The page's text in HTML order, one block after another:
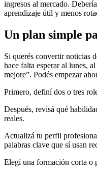
ingresos al mercado.
aprendizaje útil y menos
Un plan simple
Si querés convertir noticias
hace falta esperar al lunes,
mejore”. Podés empezar
Primero, definí dos o tres
Después, revisá qué
reales.
Actualizá tu perfil
palabras clave que sí usan
Elegí una formación corta o